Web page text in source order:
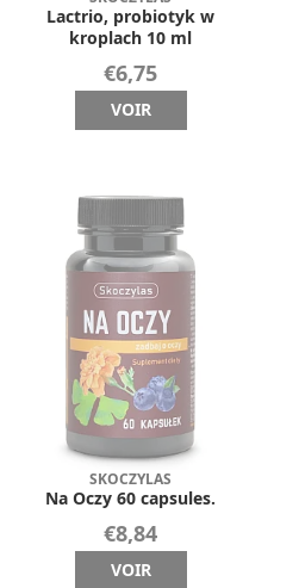
Lactrio, probiotyk w
kroplach 10 ml
€6,75
VOIR
SKOCZYLAS
Na Oczy 60 capsules.
€8,84
VOIR